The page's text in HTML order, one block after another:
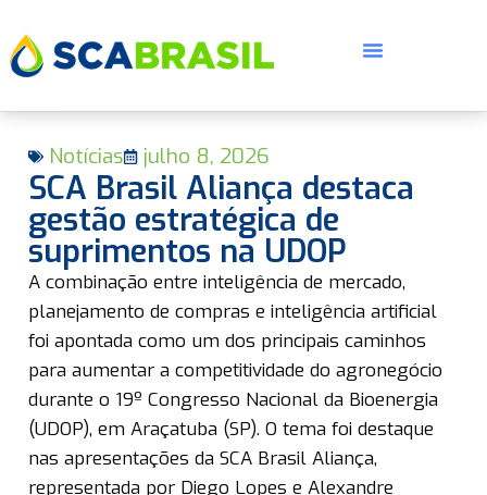
Notícias julho 8, 2026
SCA Brasil Aliança destaca
gestão estratégica de
suprimentos na UDOP
A combinação entre inteligência de mercado,
planejamento de compras e inteligência artificial
foi apontada como um dos principais caminhos
para aumentar a competitividade do agronegócio
durante o 19º Congresso Nacional da Bioenergia
(UDOP), em Araçatuba (SP). O tema foi destaque
nas apresentações da SCA Brasil Aliança,
representada por Diego Lopes e Alexandre